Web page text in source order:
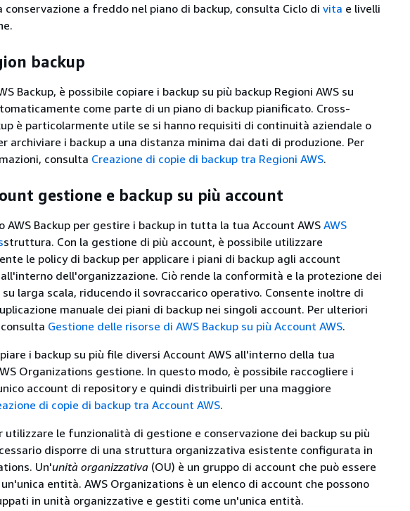
conservazione a freddo nel piano di backup, consulta Ciclo di vita e livelli
backup
Backup, è possibile copiare i backup su più backup Regioni AWS su
come parte di un piano di backup pianificato. Cross-
è particolarmente utile se si hanno requisiti di continuità aziendale o
archiviare i backup a una distanza minima dai dati di produzione. Per
consulta Creazione di copie di backup tra Regioni AWS.
gestione e backup su più account
AWS Backup per gestire i backup in tutta la tua Account AWS AWS
struttura. Con la gestione di più account, è possibile utilizzare
le policy di backup per applicare i piani di backup agli account
all'interno dell'organizzazione. Ciò rende la conformità e la protezione dei
larga scala, riducendo il sovraccarico operativo. Consente inoltre di
manuale dei piani di backup nei singoli account. Per ulteriori
Gestione delle risorse di AWS Backup su più Account AWS.
i backup su più file diversi Account AWS all'interno della tua
Organizations gestione. In questo modo, è possibile raccogliere i
account di repository e quindi distribuirli per una maggiore
di copie di backup tra Account AWS.
utilizzare le funzionalità di gestione e conservazione dei backup su più
disporre di una struttura organizzativa esistente configurata in
Un'unità organizzativa (OU) è un gruppo di account che può essere
entità. AWS Organizations è un elenco di account che possono
in unità organizzative e gestiti come un'unica entità.